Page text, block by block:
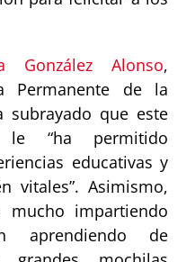
González Alonso,
Permanente de la
subrayado que este
le “ha permitido
educativas y
vitales”. Asimismo,
mucho impartiendo
aprendiendo de